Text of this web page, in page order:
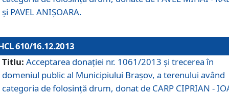
şi PAVEL ANIŞOARA.
610/16.12.2013
Titlu: Acceptarea donaţiei nr. 1061/2013 şi trecerea în
domeniul public al Municipiului Braşov, a terenului având
categoria de folosinţă drum, donat de CARP CIPRIAN -